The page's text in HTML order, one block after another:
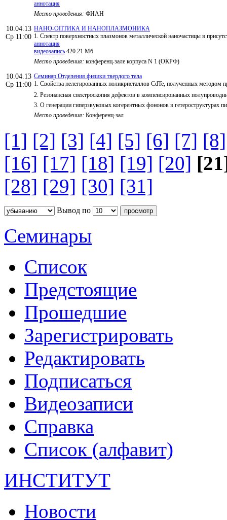
аннотация
Место проведения: ФИАН
10.04.13
Ср 11:00
НАНО-ОПТИКА И НАНОПЛАЗМОНИКА
1. Спектр поверхностных плазмонов металлической наночастицы в
аннотация
видеозапись 420.21 Мб
Место проведения: конференц-зале корпуса N 1 (ОКРФ)
10.04.13
Ср 11:00
Семинар Отделения физики твердого тела
1. Свойства нелегированных поликристаллов CdTe, полученных
2. Резонансная спектроскопия дефектов в компенсированных
3. О генерации гиперзвуковых когерентных фононов в
Место проведения: Конференц-зал
[1] [2] [3] [4] [5] [6] [7] [8]
[16] [17] [18] [19] [20]
[28] [29] [30] [31]
Вывод по
Семинары
Список
Предстоящие
Прошедшие
Зарегистрировать
Редактировать
Подписаться
Видеозаписи
Справка
Список (алфавит)
ИНСТИТУТ
Новости